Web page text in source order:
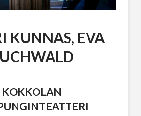
KUNNAS, EVA
KOKKOLAN